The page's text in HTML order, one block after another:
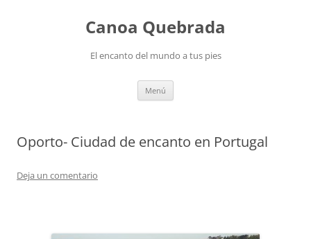
Canoa Quebrada
El encanto del mundo a tus pies
Menú
Oporto- Ciudad de encanto en Portugal
Deja un comentario